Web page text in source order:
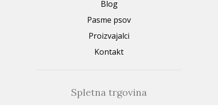
Blog
Pasme psov
Proizvajalci
Kontakt
Spletna trgovina